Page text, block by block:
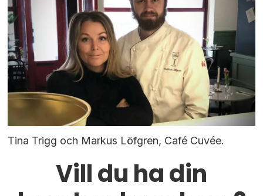
Tina Trigg och Markus Löfgren, Café Cuvée.
Vill du ha din